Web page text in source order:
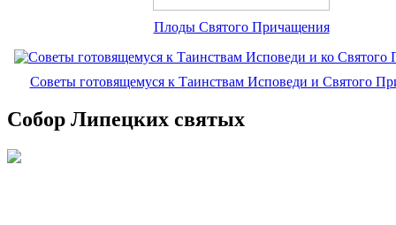
Плоды Святого Причащения
Советы готовящемуся к Таинствам Исповеди и Святого
Собор Липецких святых